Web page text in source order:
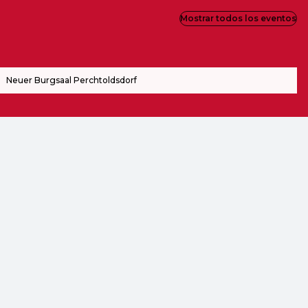
Neuer Burgsaal Perchtoldsdorf
Mostrar todos los eventos